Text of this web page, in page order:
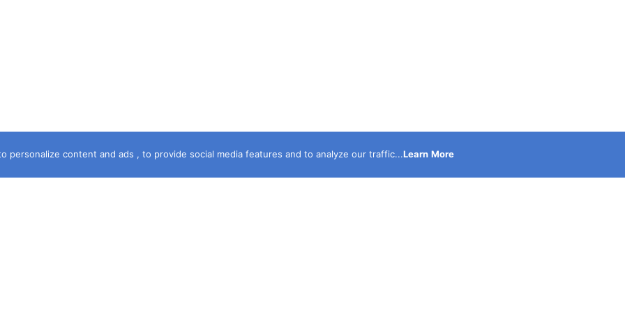
personalize content and ads , to provide social media features and to analyze our traffic...Learn More